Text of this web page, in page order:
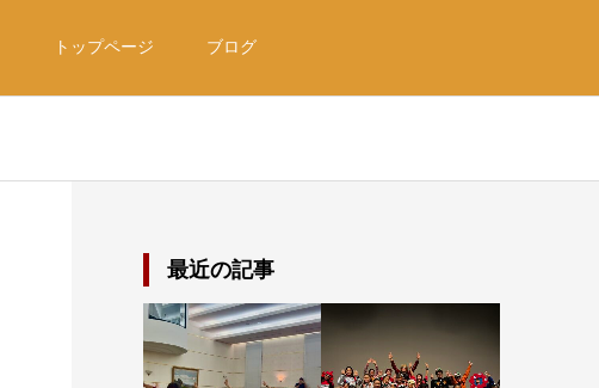
トップページ ブログ
最近の記事